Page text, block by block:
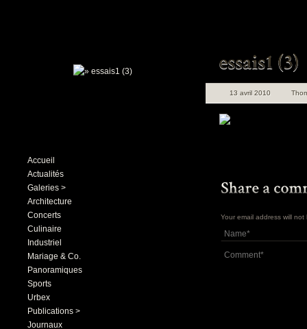
Accueil
Actualités
Galeries >
Architecture
Concerts
Culinaire
Industriel
Mariage & Co.
Panoramiques
Sports
Urbex
Publications >
Journaux
13 avril 2010
Your email address will